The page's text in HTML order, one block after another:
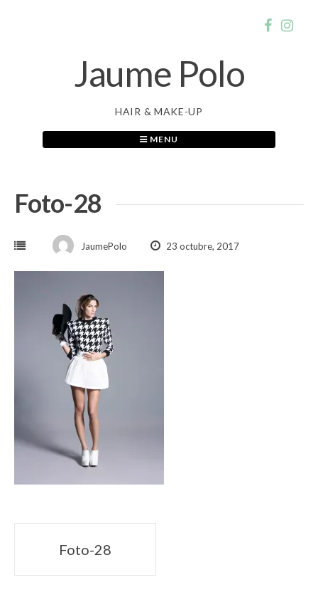
Jaume Polo
HAIR & MAKE-UP
MENU
Foto-28
JaumePolo 23 octubre, 2017
Navegación
de
Foto-28